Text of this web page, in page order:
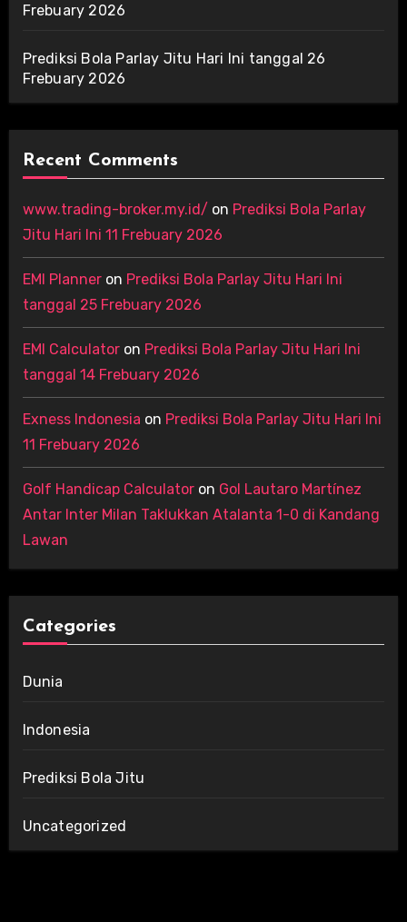
Frebuary 2026
Prediksi Bola Parlay Jitu Hari Ini tanggal 26
Frebuary 2026
Recent Comments
www.trading-broker.my.id/ on Prediksi Bola Parlay
Jitu Hari Ini 11 Frebuary 2026
EMI Planneron Prediksi Bola Parlay Jitu Hari Ini
tanggal 25 Frebuary 2026
EMI Calculatoron Prediksi Bola Parlay Jitu Hari Ini
tanggal 14 Frebuary 2026
Exness Indonesia on Prediksi Bola Parlay Jitu Hari Ini
11 Frebuary 2026
Golf Handicap Calculatoron Gol Lautaro Martínez
Antar Inter Milan Taklukkan Atalanta 1-0 di Kandang
Lawan
Categories
Dunia
Indonesia
Prediksi Bola Jitu
Uncategorized